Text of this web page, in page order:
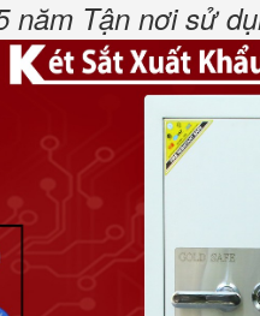
năm Tận nơi sử